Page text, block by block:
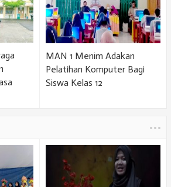
MAN 1 Menim Adakan
Pelatihan Komputer Bagi
Siswa Kelas 12